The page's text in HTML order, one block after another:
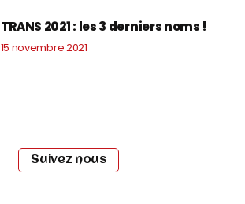
TRANS 2021 : les 3 derniers noms !
15 novembre 2021
Suivez nous